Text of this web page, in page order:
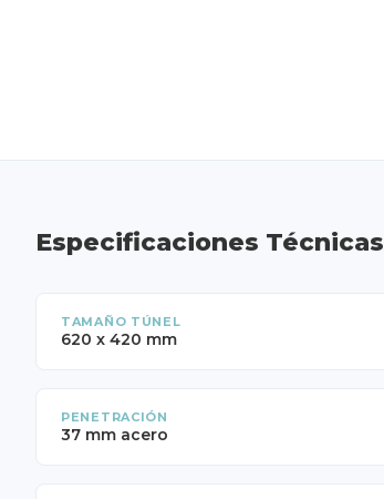
Especificaciones Técnicas
TAMAÑO TÚNEL
620 x 420 mm
PENETRACIÓN
37 mm acero